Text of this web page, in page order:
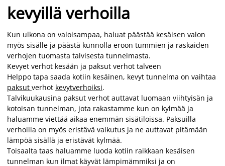
kevyillä verhoilla
Kun ulkona on valoisampaa, haluat päästää kesäisen valon
myös sisälle ja päästä kunnolla eroon tummien ja raskaiden
verhojen tuomasta talvisesta tunnelmasta.
Kevyet verhot kesään ja paksut verhot talveen
Helppo tapa saada kotiin kesäinen, kevyt tunnelma on vaihtaa
paksut verhot kevytverhoiksi.
Talvikuukausina paksut verhot auttavat luomaan viihtyisän ja
kotoisan tunnelman, jota rakastamme kun on kylmää ja
haluamme viettää aikaa enemmän sisätiloissa. Paksuilla
verhoilla on myös eristävä vaikutus ja ne auttavat pitämään
lämpöä sisällä ja eristävät kylmää.
Toisaalta taas haluamme luoda kotiin raikkaan kesäisen
tunnelman kun ilmat käyvät lämpimämmiksi ja on